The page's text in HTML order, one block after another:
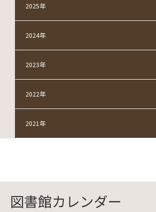
2025年
2024年
2023年
2022年
2021年
図書館カレンダー